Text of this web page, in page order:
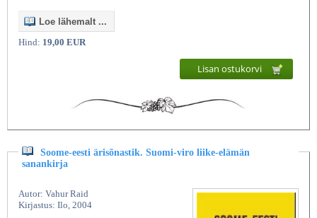
Loe lähemalt ...
Hind: 19,00 EUR
Lisan ostukorvi
Soome-eesti ärisõnastik. Suomi-viro liike-elämän
sanankirja
Autor: Vahur Raid
Kirjastus: Ilo, 2004